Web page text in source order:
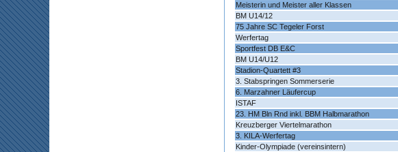
Meisterin und Meister aller Klassen
BM U14/12
75 Jahre SC Tegeler Forst
Werfertag
Sportfest DB E&C
BM U14/U12
Stadion-Quartett #3
3. Stabspringen Sommerserie
6. Marzahner Läufercup
ISTAF
23. HM Bln Rnd inkl. BBM Halbmarathon
Kreuzberger Viertelmarathon
3. KILA-Werfertag
Kinder-Olympiade (vereinsintern)